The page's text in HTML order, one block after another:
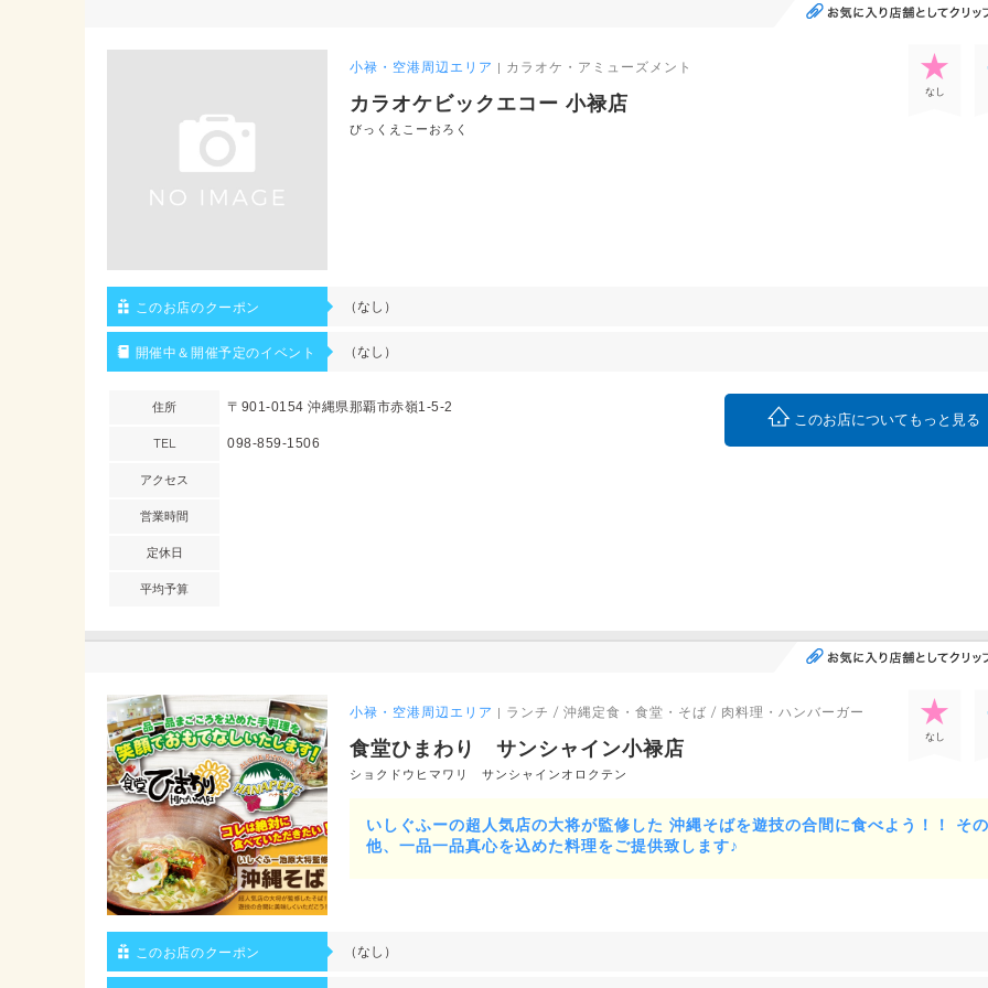
なし
小禄・空港周辺エリア | カラオケ・アミューズメント
カラオケビックエコー 小禄店
びっくえこーおろく
このお店のクーポン （なし）
開催中＆開催予定のイベント （なし）
住所 〒901-0154 沖縄県那覇市赤嶺1-5-2
TEL 098-859-1506
アクセス
営業時間
定休日
平均予算
このお店についてもっと見る
なし
小禄・空港周辺エリア | ランチ / 沖縄定食・食堂・そば / 肉料理・ハンバーガー
食堂ひまわり サンシャイン小禄店
ショクドウヒマワリ サンシャインオロクテン
いしぐふーの超人気店の大将が監修した 沖縄そばを遊技の合間に食べよう！！ その
他、一品一品真心を込めた料理をご提供致します♪
このお店のクーポン （なし）